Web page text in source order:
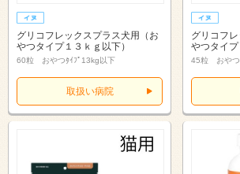
グリコフレックスプラス犬用（お
やつタイプ１３ｋｇ以下）
60粒 おやつﾀｲﾌﾟ13kg以下
取扱い病院
グリコフ
やつタイプ
45粒 おやつ